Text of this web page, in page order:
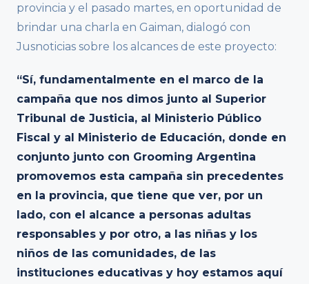
provincia y el pasado martes, en oportunidad de
brindar una charla en Gaiman, dialogó con
Jusnoticias sobre los alcances de este proyecto:
“Sí, fundamentalmente en el marco de la
campaña que nos dimos junto al Superior
Tribunal de Justicia, al Ministerio Público
Fiscal y al Ministerio de Educación, donde en
conjunto junto con Grooming Argentina
promovemos esta campaña sin precedentes
en la provincia, que tiene que ver, por un
lado, con el alcance a personas adultas
responsables y por otro, a las niñas y los
niños de las comunidades, de las
instituciones educativas y hoy estamos aquí